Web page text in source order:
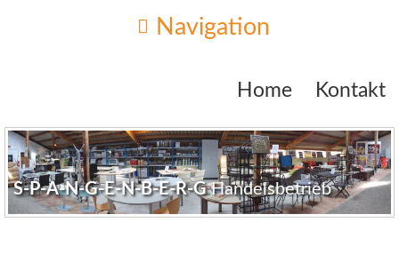
Navigation
Seiteninhalt
|
Home| Kontakt|
S P A N G E N B E R GHandelsbetrieb